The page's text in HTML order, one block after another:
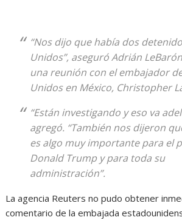
“Nos dijo que había dos
Unidos”, aseguró Adrián
una reunión con el embajador
Unidos en México, Christopher
“Están investigando y eso va
agregó. “También nos dijeron
es algo muy importante para el
Donald Trump y para toda su
administración”.
La agencia Reuters no pudo obtener
comentario de la embajada